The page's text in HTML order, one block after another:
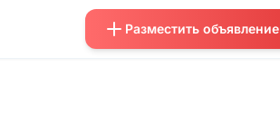
Разместить объявление